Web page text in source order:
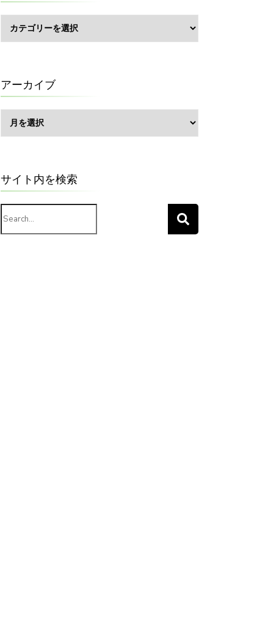
カ
テ
ー
アーカイブ
ー
カ
サイト内を検索
Search
for: